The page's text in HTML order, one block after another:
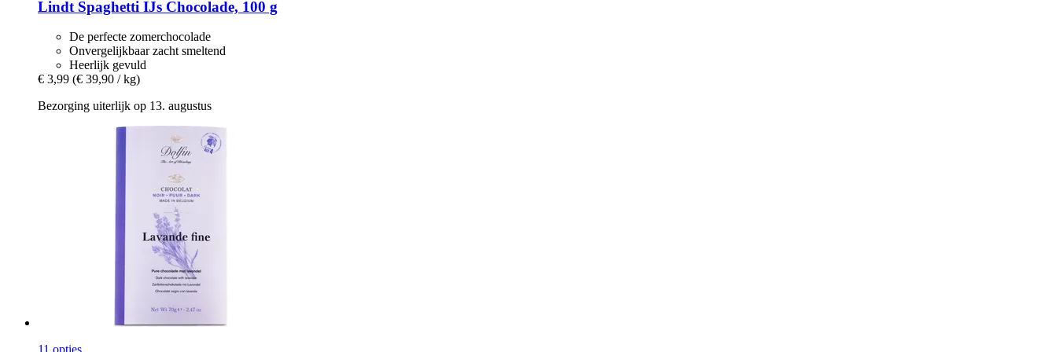
Lindt Spaghetti IJs Chocolade, 100 g
De perfecte zomerchocolade
Onvergelijkbaar zacht smeltend
Heerlijk gevuld
€ 3,99 (€ 39,90 / kg)
Bezorging uiterlijk op 13. augustus